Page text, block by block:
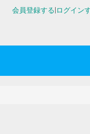
会員登録する ログイン